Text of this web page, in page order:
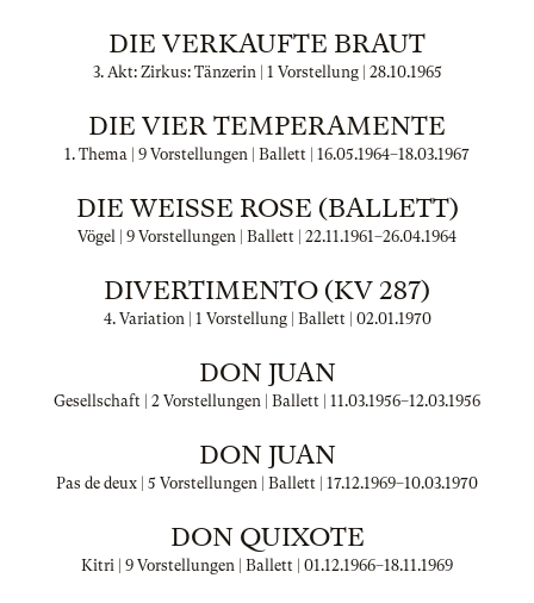
DIE VERKAUFTE BRAUT
3. Akt: Zirkus: Tänzerin | 1 Vorstellung | 28.10.1965
DIE VIER TEMPERAMENTE
1. Thema | 9 Vorstellungen | Ballett | 16.05.1964–18.03.1967
DIE WEISSE ROSE (BALLETT)
Vögel | 9 Vorstellungen | Ballett | 22.11.1961–26.04.1964
DIVERTIMENTO (KV 287)
4. Variation | 1 Vorstellung | Ballett | 02.01.1970
DON JUAN
Gesellschaft | 2 Vorstellungen | Ballett | 11.03.1956–12.03.1956
DON JUAN
Pas de deux | 5 Vorstellungen | Ballett | 17.12.1969–10.03.1970
DON QUIXOTE
Kitri | 9 Vorstellungen | Ballett | 01.12.1966–18.11.1969